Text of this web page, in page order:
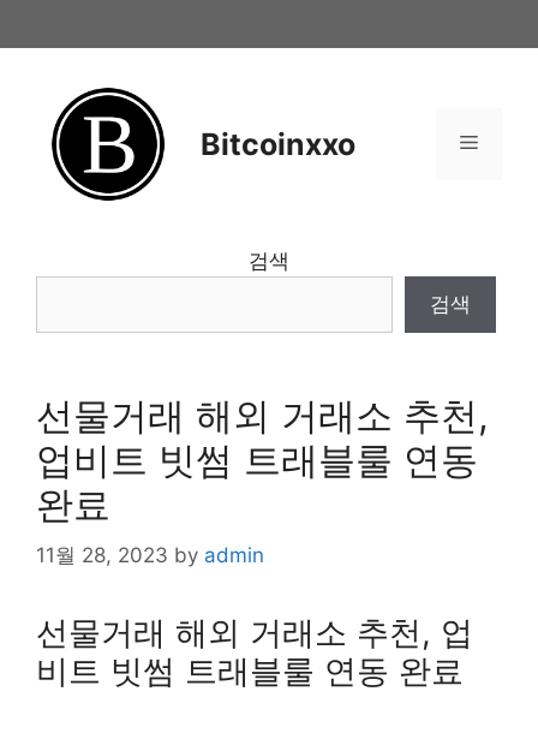
to
Bitcoinxxo Menu
검색
검색
선물거래 해외 거래소 추천,
업비트 빗썸 트래블룰 연동
완료
11월 28, 2023 by admin
선물거래 해외 거래소 추천, 업
비트 빗썸 트래블룰 연동 완료